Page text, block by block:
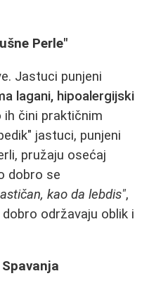
Perle"
Jastuci punjeni
lagani, hipoalergijski
ih čini praktičnim
jastuci, punjeni
pružaju osećaj
dobro se
kao da lebdis",
održavaju oblik i